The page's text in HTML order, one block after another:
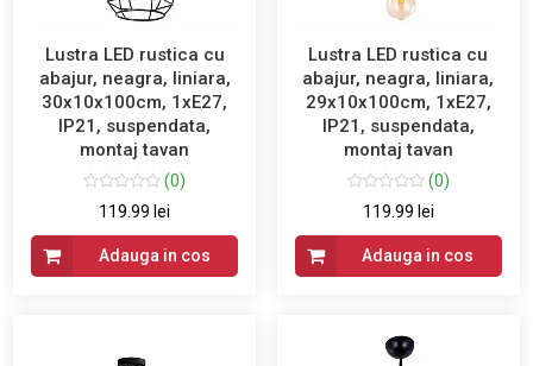
Lustra LED rustica cu
abajur, neagra, liniara,
30x10x100cm, 1xE27,
IP21, suspendata,
montaj tavan
(0)
119.99 lei
Adauga in cos
Lustra LED rustica cu
abajur, neagra, liniara,
29x10x100cm, 1xE27,
IP21, suspendata,
montaj tavan
(0)
119.99 lei
Adauga in cos